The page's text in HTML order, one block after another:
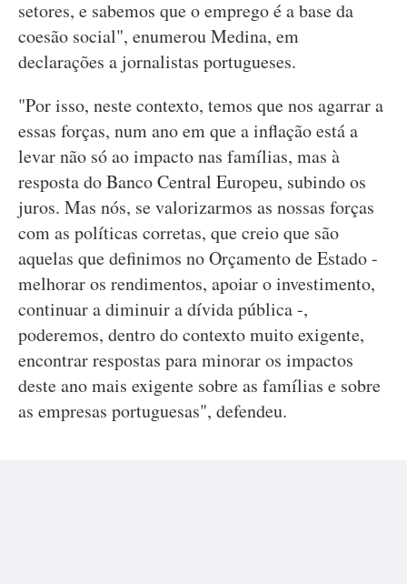
setores, e sabemos que o emprego é a base da
coesão social", enumerou Medina, em
declarações a jornalistas portugueses.
"Por isso, neste contexto, temos que nos agarrar a
essas forças, num ano em que a inflação está a
levar não só ao impacto nas famílias, mas à
resposta do Banco Central Europeu, subindo os
juros. Mas nós, se valorizarmos as nossas forças
com as políticas corretas, que creio que são
aquelas que definimos no Orçamento de Estado -
melhorar os rendimentos, apoiar o investimento,
continuar a diminuir a dívida pública -,
poderemos, dentro do contexto muito exigente,
encontrar respostas para minorar os impactos
deste ano mais exigente sobre as famílias e sobre
as empresas portuguesas", defendeu.